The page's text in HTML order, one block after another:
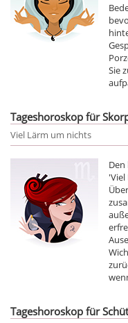
Sie
Tageshoroskop für
Viel Lärm um nichts
'Viel
Tageshoroskop für